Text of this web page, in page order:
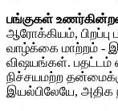
பங்குகள்
ஆரோக்கியம், பிறப்பு
வாழ்க்கை மாற்றம் -
விஷயங்கள். பதட்டம்
நிச்சயமற்ற
இயல்பிலேயே, அதிக